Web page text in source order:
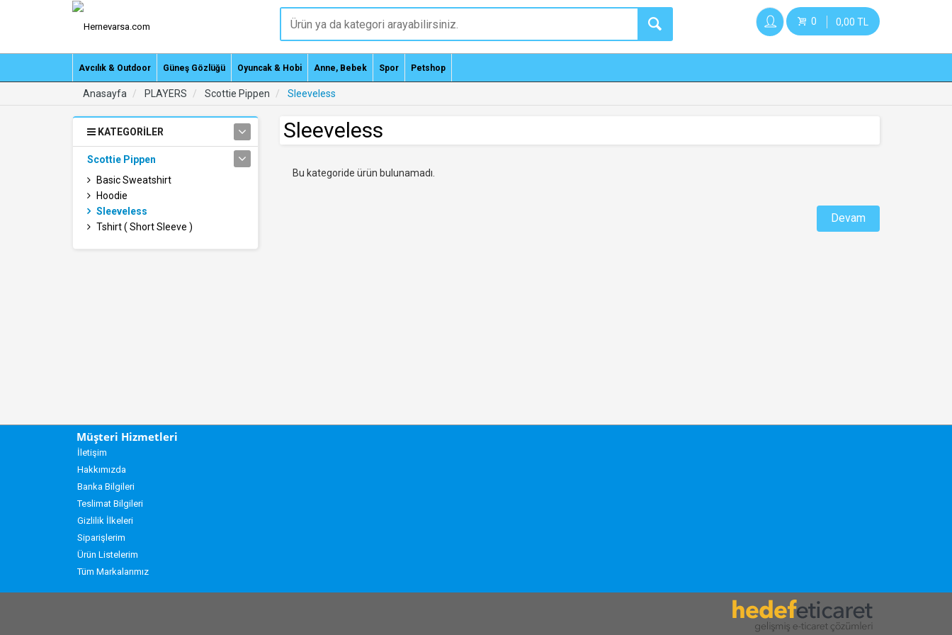
0 0,00 TL
Avcılık & Outdoor Güneş Gözlüğü Oyuncak & Hobi Anne, Bebek Spor Petshop
Anasayfa PLAYERS Scottie Pippen Sleeveless
KATEGORILER
Scottie Pippen
Basic Sweatshirt
Hoodie
Sleeveless
Tshirt ( Short Sleeve )
Sleeveless
Bu kategoride ürün bulunamadı.
Devam
Müşteri Hizmetleri
İletişim
Hakkımızda
Banka Bilgileri
Teslimat Bilgileri
Gizlilik İlkeleri
Siparişlerim
Ürün Listelerim
Tüm Markalarımız